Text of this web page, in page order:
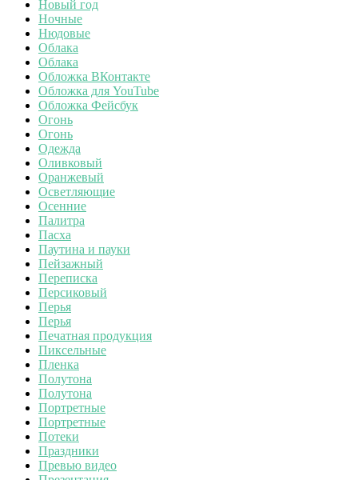
Новый год
Ночные
Нюдовые
Облака
Облака
Обложка ВКонтакте
Обложка для YouTube
Обложка Фейсбук
Огонь
Огонь
Одежда
Оливковый
Оранжевый
Осветляющие
Осенние
Палитра
Пасха
Паутина и пауки
Пейзажный
Переписка
Персиковый
Перья
Перья
Печатная продукция
Пиксельные
Пленка
Полутона
Полутона
Портретные
Портретные
Потеки
Праздники
Превью видео